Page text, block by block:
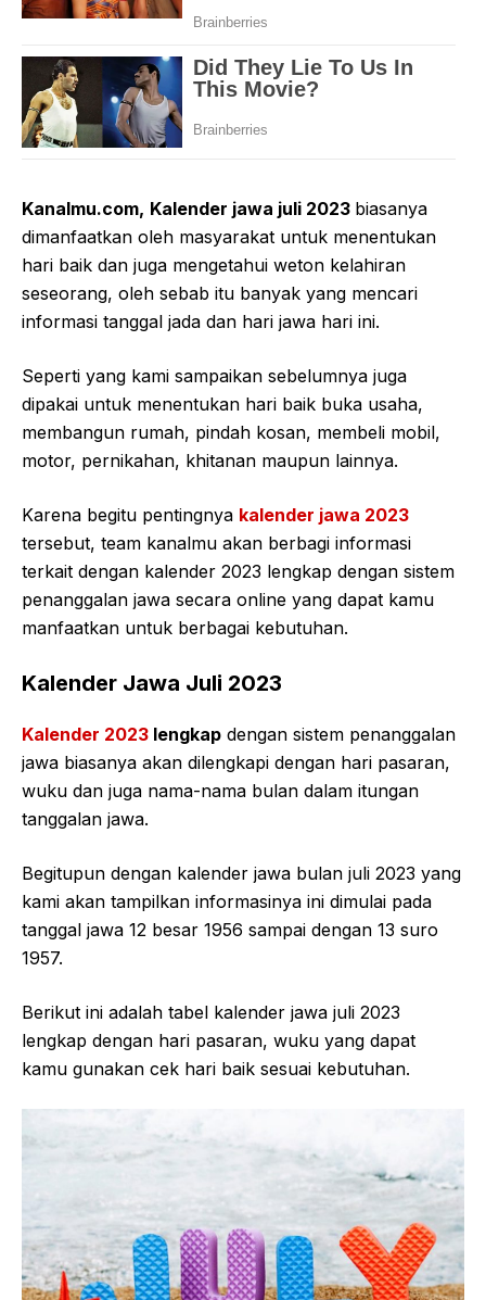
Kanalmu.com, Kalender jawa juli 2023 biasanya
dimanfaatkan oleh masyarakat untuk menentukan
hari baik dan juga mengetahui weton kelahiran
seseorang, oleh sebab itu banyak yang mencari
informasi tanggal jada dan hari jawa hari ini.
Seperti yang kami sampaikan sebelumnya juga
dipakai untuk menentukan hari baik buka usaha,
membangun rumah, pindah kosan, membeli mobil,
motor, pernikahan, khitanan maupun lainnya.
Karena begitu pentingnya kalender jawa 2023
tersebut, team kanalmu akan berbagi informasi
terkait dengan kalender 2023 lengkap dengan sistem
penanggalan jawa secara online yang dapat kamu
manfaatkan untuk berbagai kebutuhan.
Kalender Jawa Juli 2023
Kalender 2023 lengkap dengan sistem penanggalan
jawa biasanya akan dilengkapi dengan hari pasaran,
wuku dan juga nama-nama bulan dalam itungan
tanggalan jawa.
Begitupun dengan kalender jawa bulan juli 2023 yang
kami akan tampilkan informasinya ini dimulai pada
tanggal jawa 12 besar 1956 sampai dengan 13 suro
1957.
Berikut ini adalah tabel kalender jawa juli 2023
lengkap dengan hari pasaran, wuku yang dapat
kamu gunakan cek hari baik sesuai kebutuhan.